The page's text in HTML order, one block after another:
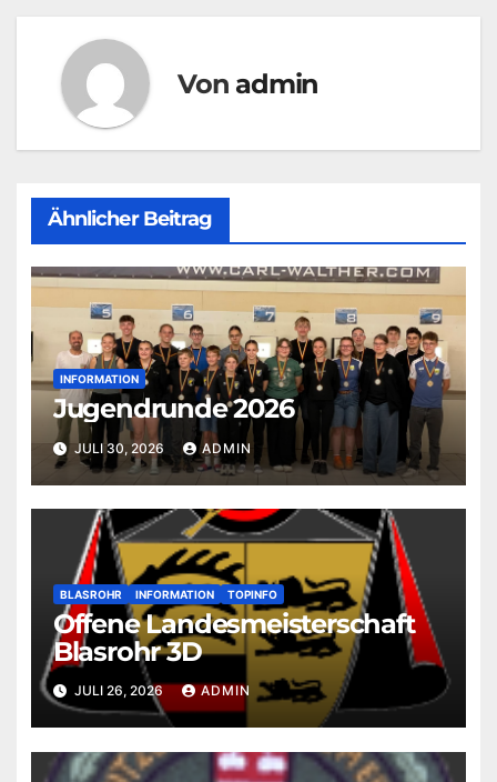
Von admin
Ähnlicher Beitrag
INFORMATION
Jugendrunde 2026
JULI 30, 2026 ADMIN
BLASROHR INFORMATION TOPINFO
Offene Landesmeisterschaft
Blasrohr 3D
JULI 26, 2026 ADMIN